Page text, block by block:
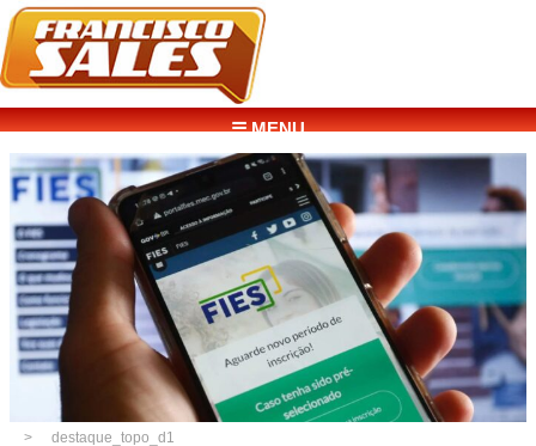
☰ MENU
destaque_topo_d1